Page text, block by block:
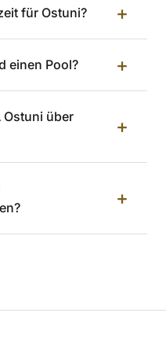
für Ostuni? +
einen Pool? +
Ostuni über
+
+